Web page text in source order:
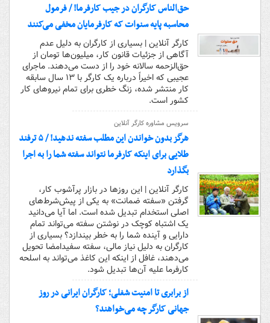
حق‌الناس کارگران در جیب کارفرما! / فرمول
محاسبه پایه سنوات که کارفرمایان مخفی می‌کنند
کارگر آنلاین | بسیاری از کارگران به دلیل عدم
آگاهی از جزئیات قانون کار، میلیون‌ها تومان از
حق‌الزحمه سالانه خود را از دست می‌دهند. ماجرای
عجیبی که اخیراً درباره یک کارگر با ۱۳ سال سابقه
کار منتشر شده، زنگ خطری برای تمام نیروهای کار
کشور است.
سرویس مشاوره کارگر آنلاین
هرگز بدون خواندن این مطلب سفته ندهید! / ۵ ترفند
طلایی برای اینکه کارفرما نتواند سفته شما را به اجرا
بگذارد
کارگر آنلاین | این روزها در بازار پرآشوب کار،
گرفتن «سفته ضمانت» به یکی از پیش‌شرط‌های
اصلی استخدام تبدیل شده است. اما آیا می‌دانید
یک اشتباه کوچک در نوشتن سفته می‌تواند تمام
دارایی و آینده شما را به خطر بیندازد؟ بسیاری از
کارگران به دلیل نیاز مالی، سفته سفیدامضا تحویل
می‌دهند، غافل از اینکه این کاغذ می‌تواند به اسلحه
کارفرما علیه آن‌ها تبدیل شود.
از برابری تا امنیت شغلی؛ کارگران ایرانی در روز
جهانی کارگر چه می‌خواهند؟